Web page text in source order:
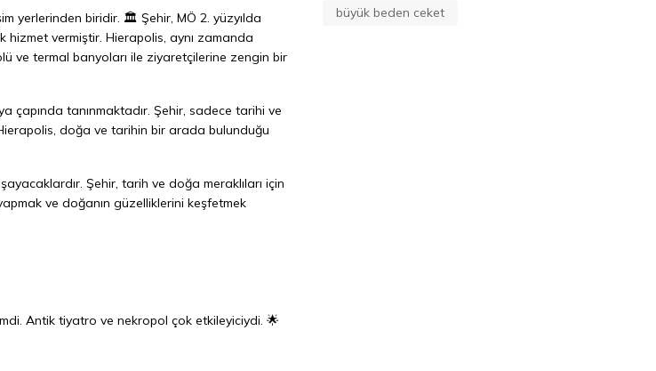
yerlerinden biridir. 🏛️ Şehir, MÖ 2. yüzyılda
vermiştir. Hierapolis, aynı zamanda
ve termal banyoları ile ziyaretçilerine zengin bir
çapında tanınmaktadır. Şehir, sadece tarihi ve
doğa ve tarihin bir arada bulunduğu
Şehir, tarih ve doğa meraklıları için
ve doğanın güzelliklerini keşfetmek
Antik tiyatro ve nekropol çok etkileyiciydi. 🌟
büyük beden ceket